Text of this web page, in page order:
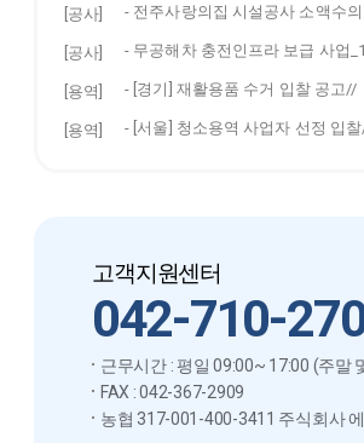
[공사] - 전주사랑의집 시설공사 소액수
[공사] - 무공해차 충전인프라 보급 사업
[용역] - [경기] 재활용품 수거 입찰 공고//
[용역] - [서울] 청소용역 사업자 선정 입
고객지원센터
042-710-
근무시간 : 평일 09:00~ 17:00 (주말
FAX : 042-367-2909
농협 317-001-400-3411 주식회사